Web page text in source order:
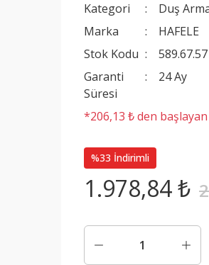
Kategori
Duş
Marka
HAFELE
Stok Kodu
Garanti
Süresi
24 Ay
*206,13 ₺ den
%33 İndirimli
1.978,84 ₺